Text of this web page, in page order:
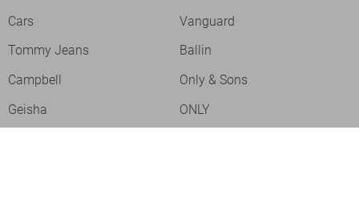
Cars
Vanguard
Tommy Jeans
Ballin
Campbell
Only & Sons
Geisha
ONLY